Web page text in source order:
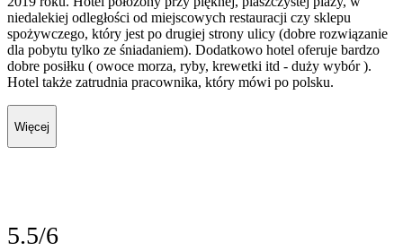
niedalekiej odległości od miejscowych restauracji czy sklepu
spożywczego, który jest po drugiej strony ulicy (dobre rozwiązanie
dla pobytu tylko ze śniadaniem). Dodatkowo hotel oferuje bardzo
dobre posiłku ( owoce morza, ryby, krewetki itd - duży wybór ).
Hotel także zatrudnia pracownika, który mówi po polsku.
Więcej
5.5/6